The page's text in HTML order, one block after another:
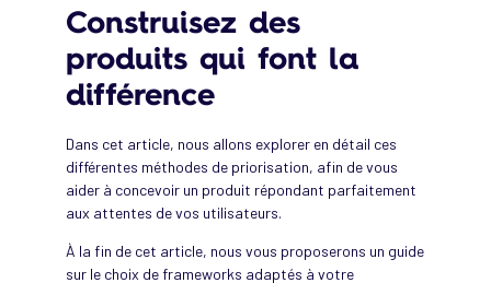
Construisez des
produits qui font la
différence
Dans cet article, nous allons explorer en détail ces
différentes méthodes de priorisation, afin de vous
aider à concevoir un produit répondant parfaitement
aux attentes de vos utilisateurs.
À la fin de cet article, nous vous proposerons un guide
sur le choix de frameworks adaptés à votre